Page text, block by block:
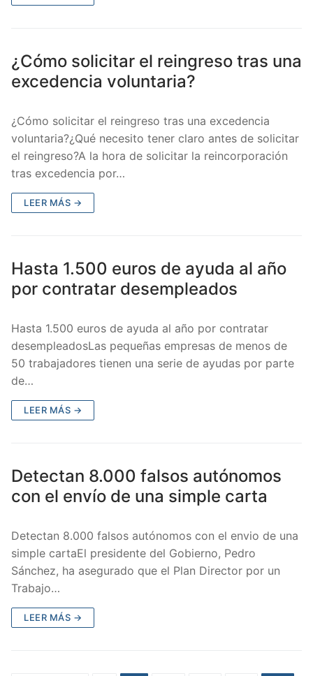
¿Cómo solicitar el reingreso tras una
excedencia voluntaria?
¿Cómo solicitar el reingreso tras una excedencia
voluntaria?¿Qué necesito tener claro antes de solicitar
el reingreso?A la hora de solicitar la reincorporación
tras excedencia por…
LEER MÁS →
Hasta 1.500 euros de ayuda al año
por contratar desempleados
Hasta 1.500 euros de ayuda al año por contratar
desempleadosLas pequeñas empresas de menos de
50 trabajadores tienen una serie de ayudas por parte
de…
LEER MÁS →
Detectan 8.000 falsos autónomos
con el envío de una simple carta
Detectan 8.000 falsos autónomos con el envio de una
simple cartaEl presidente del Gobierno, Pedro
Sánchez, ha asegurado que el Plan Director por un
Trabajo…
LEER MÁS →